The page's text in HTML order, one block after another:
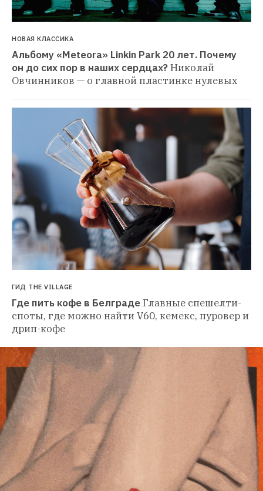
НОВАЯ КЛАССИКА
Альбому «Meteora» Linkin Park 20 лет. Почему
он до сих пор в наших сердцах?Николай
Овчинников — о главной пластинке нулевых
ГИД THE VILLAGE
Где пить кофе в БелградеГлавные спешелти-
споты, где можно найти V60, кемекс, пуровер и
дрип-кофе